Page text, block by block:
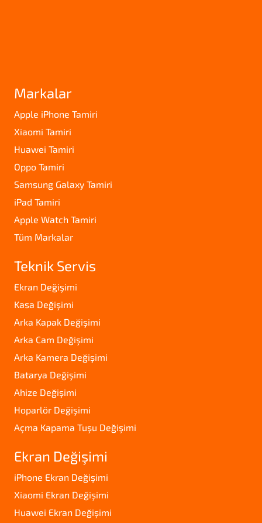
Markalar
Apple iPhone Tamiri
Xiaomi Tamiri
Huawei Tamiri
Oppo Tamiri
Samsung Galaxy Tamiri
iPad Tamiri
Apple Watch Tamiri
Tüm Markalar
Teknik Servis
Ekran Değişimi
Kasa Değişimi
Arka Kapak Değişimi
Arka Cam Değişimi
Arka Kamera Değişimi
Batarya Değişimi
Ahize Değişimi
Hoparlör Değişimi
Açma Kapama Tuşu Değişimi
Ekran Değişimi
iPhone Ekran Değişimi
Xiaomi Ekran Değişimi
Huawei Ekran Değişimi